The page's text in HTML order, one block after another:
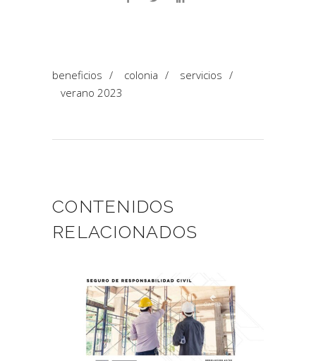
beneficios / colonia / servicios /
verano 2023
CONTENIDOS
RELACIONADOS